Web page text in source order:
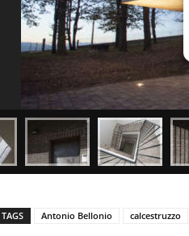
TAGS Antonio Bellonio calcestruzzo